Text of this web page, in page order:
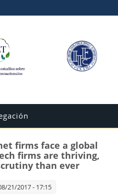
firms face a global
firms are thriving,
than ever
21/2017 - 17:15